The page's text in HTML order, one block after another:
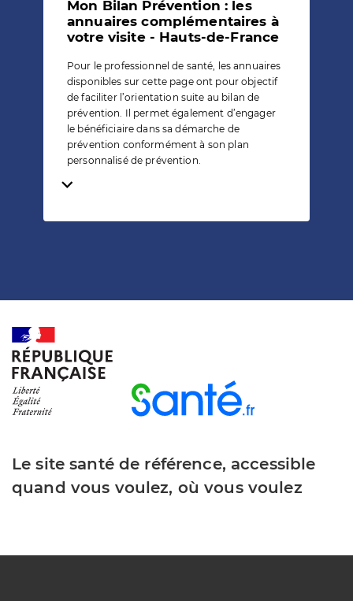
Mon Bilan Prévention : les
annuaires complémentaires à
votre visite - Hauts-de-France
Pour le professionnel de santé, les annuaires
disponibles sur cette page ont pour objectif
de faciliter l’orientation suite au bilan de
prévention. Il permet également d’engager
le bénéficiaire dans sa démarche de
prévention conformément à son plan
personnalisé de prévention.
Temps de lecture
Le site santé de référence, accessible
quand vous voulez, où vous voulez